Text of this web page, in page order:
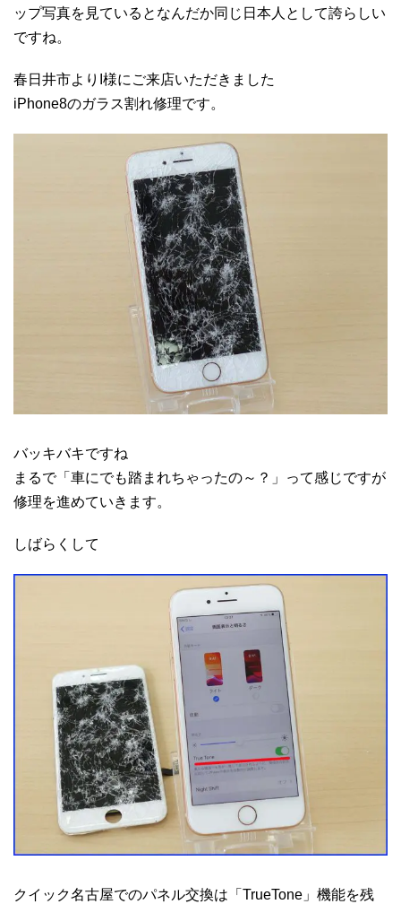
ップ写真を見ているとなんだか同じ日本人として誇らしい
ですね。
春日井市よりI様にご来店いただきました
iPhone8のガラス割れ修理です。
バッキバキですね
まるで「車にでも踏まれちゃったの～？」って感じですが
修理を進めていきます。
しばらくして
クイック名古屋でのパネル交換は「TrueTone」機能を残